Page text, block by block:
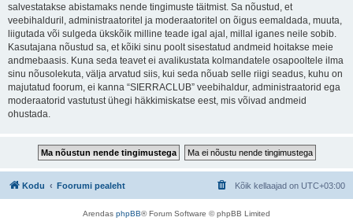
salvestatakse abistamaks nende tingimuste täitmist. Sa nõustud, et
veebihalduril, administraatoritel ja moderaatoritel on õigus eemaldada, muuta,
liigutada või sulgeda ükskõik milline teade igal ajal, millal iganes neile sobib.
Kasutajana nõustud sa, et kõiki sinu poolt sisestatud andmeid hoitakse meie
andmebaasis. Kuna seda teavet ei avalikustata kolmandatele osapooltele ilma
sinu nõusolekuta, välja arvatud siis, kui seda nõuab selle riigi seadus, kuhu on
majutatud foorum, ei kanna “SIERRACLUB” veebihaldur, administraatorid ega
moderaatorid vastutust ühegi häkkimiskatse eest, mis võivad andmeid
ohustada.
Kodu Foorumi pealeht Kõik kellaajad on UTC+03:00
Arendas phpBB® Forum Software © phpBB Limited